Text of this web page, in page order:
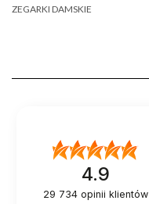
ZEGARKI DAMSKIE
4.9
29 734 opinii klientów